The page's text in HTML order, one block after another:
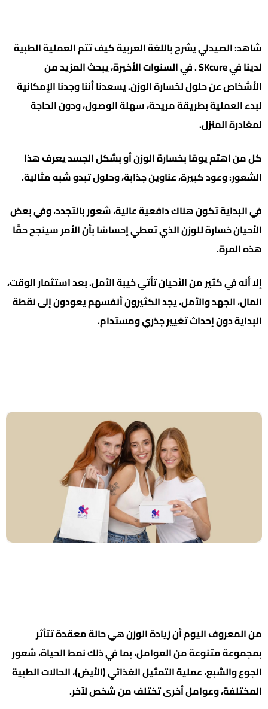
شاهد: الصيدلي يشرح باللغة العربية كيف تتم العملية الطبية
لدينا في SKcure . في السنوات الأخيرة، يبحث المزيد من
الأشخاص عن حلول لخسارة الوزن. يسعدنا أننا وجدنا الإمكانية
لبدء العملية بطريقة مريحة، سهلة الوصول، ودون الحاجة
لمغادرة المنزل.
كل من اهتم يومًا بخسارة الوزن أو بشكل الجسد يعرف هذا
الشعور: وعود كبيرة، عناوين جذابة، وحلول تبدو شبه مثالية.
في البداية تكون هناك دافعية عالية، شعور بالتجدد، وفي بعض
الأحيان خسارة للوزن الذي تعطي إحساسًا بأن الأمر سينجح حقًا
هذه المرة.
إلا أنه في كثير من الأحيان تأتي خيبة الأمل. بعد استثمار الوقت،
المال، الجهد والأمل، يجد الكثيرون أنفسهم يعودون إلى نقطة
البداية دون إحداث تغيير جذري ومستدام.
من المعروف اليوم أن زيادة الوزن هي حالة معقدة تتأثر
بمجموعة متنوعة من العوامل، بما في ذلك نمط الحياة، شعور
الجوع والشبع، عملية التمثيل الغذائي (الأيض)، الحالات الطبية
المختلفة، وعوامل أخرى تختلف من شخص لآخر.